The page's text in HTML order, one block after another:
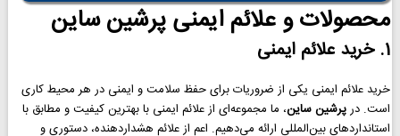
محصولات و علائم ایمنی پرشین ساین
1. خرید علائم ایمنی
خرید علائم ایمنی یکی از ضروریات برای حفظ سلامت و ایمنی در هر محیط کاری
است. درپرشین ساین، ما مجموعه‌ای از علائم ایمنی با بهترین کیفیت و مطابق با
استانداردهای بین‌المللی ارائه می‌دهیم. اعم از علائم هشداردهنده، دستوری و